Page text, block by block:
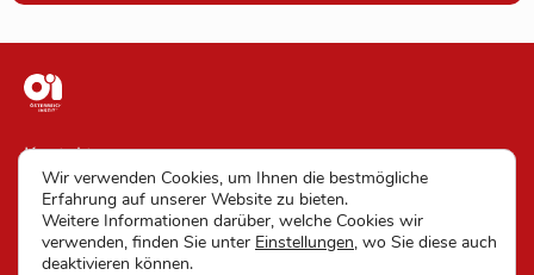
Kontakt
Impressum
AGB
Wir verwenden Cookies, um Ihnen die bestmögliche
Erfahrung auf unserer Website zu bieten.
Weitere Informationen darüber, welche Cookies wir
verwenden, finden Sie unter Einstellungen, wo Sie diese auch
deaktivieren können.